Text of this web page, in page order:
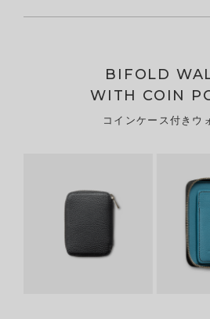
BIFOLD
WITH COIN
コインケース付きウ